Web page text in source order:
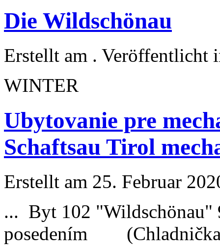
Die Wildschönau
Erstellt am . Veröffentlicht
WINTER
Ubytovanie pre
Schaftsau Tirol
Erstellt am 25. Februar
... Byt 102 "Wildschönau"
posedením